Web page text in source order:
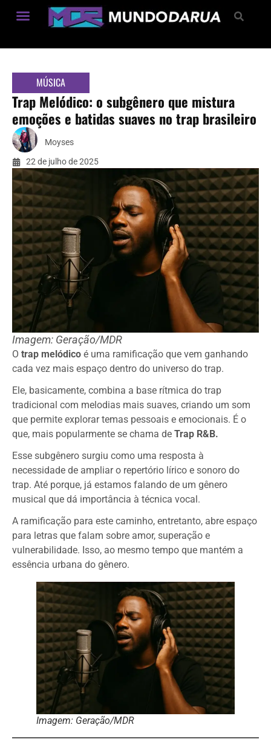
MÚSICA
Trap Melódico: o subgênero que mistura
emoções e batidas suaves no trap brasileiro
Moyses
22 de julho de 2025
Imagem: Geração/MDR
O trap melódico é uma ramificação que vem ganhando
cada vez mais espaço dentro do universo do trap.
Ele, basicamente, combina a base rítmica do trap
tradicional com melodias mais suaves, criando um som
que permite explorar temas pessoais e emocionais. É o
que, mais popularmente se chama de Trap R&B.
Esse subgênero surgiu como uma resposta à
necessidade de ampliar o repertório lírico e sonoro do
trap. Até porque, já estamos falando de um gênero
musical que dá importância à técnica vocal.
A ramificação para este caminho, entretanto, abre espaço
para letras que falam sobre amor, superação e
vulnerabilidade. Isso, ao mesmo tempo que mantém a
essência urbana do gênero.
Imagem: Geração/MDR